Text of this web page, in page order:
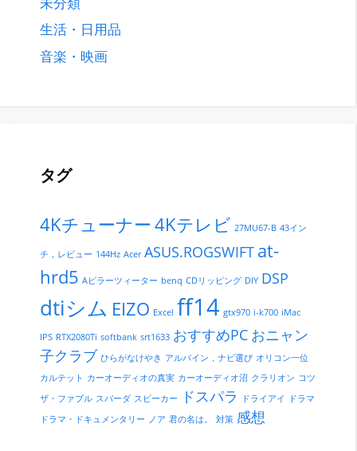
生活・日用品
音楽・映画
タグ
4Kチューナー4Kテレビ 27MU67-B 43イン
チ，レビュー 144Hz Acer ASUS.ROGSWIFT at-
hrd5 Aピラーツィーター benq CDリッピング DIY DSP
dtiシム EIZO Excel ff14 gtx970 i-k700 iMac
IPS RTX2080Ti softbank srt1633 おすすめPC おニャン
子クラブ ひらがなけやき アルパイン，ナビ選び オリコン一位
カルテット カーオーディオの真実 カーオーディオ沼 クラリオン コツ
ザ・ファブル スパーダ スピーカー ドスパラ ドライアイ
ドラマ
ドラマ・ドキュメンタリー ノア 君の名は。 対策 感想